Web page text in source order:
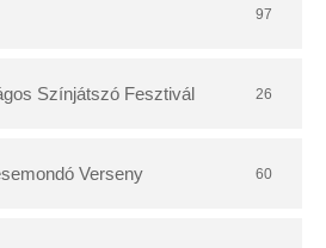
97
Színjátszó Fesztivál 26
Verseny 60